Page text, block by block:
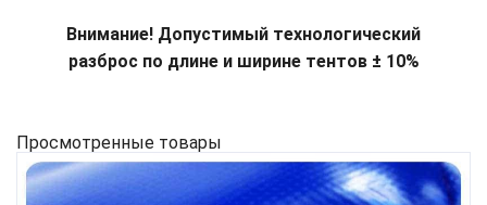
Внимание! Допустимый технологический
разброс по длине и ширине тентов ± 10%
Просмотренные товары